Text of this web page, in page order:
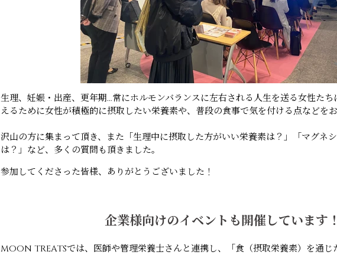
生理、妊娠・出産、更年期…常にホルモンバランスに左右される人生を送る女性たち
えるために女性が積極的に摂取したい栄養素や、普段の食事で気を付ける点などをお
沢山の方に集まって頂き、また「生理中に摂取した方がいい栄養素は？」「マグネ
は？」など、多くの質問も頂きました。
参加してくださった皆様、ありがとうございました！
企業様向けのイベントも開催しています！
MOON TREATSでは、医師や管理栄養士さんと連携し、「食（摂取栄養素）を通じ